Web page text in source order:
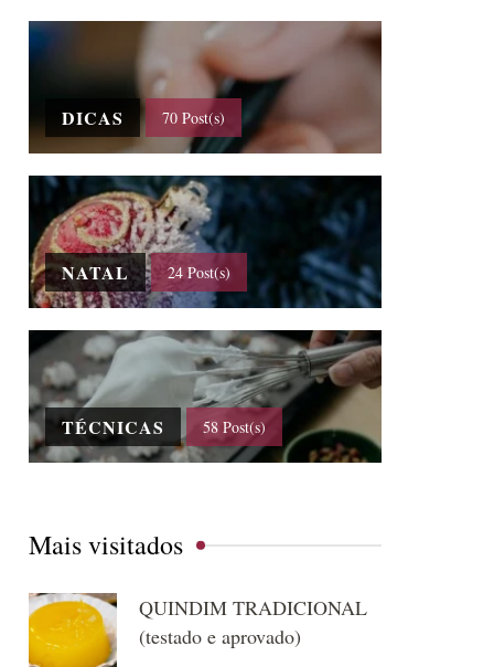
DICAS 70 Post(s)
NATAL 24 Post(s)
TÉCNICAS 58 Post(s)
Mais visitados
QUINDIM TRADICIONAL
(testado e aprovado)